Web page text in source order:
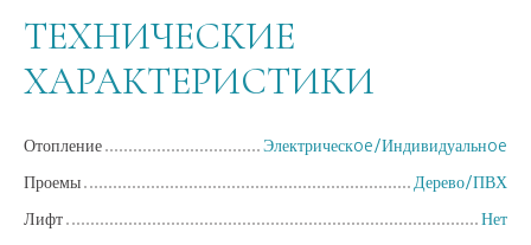
ТЕХНИЧЕСКИЕ
ХАРАКТЕРИСТИКИ
Отопление Электрическoe/Индивидуальнoe
Проемы Дерево/ПВХ
Лифт Нет